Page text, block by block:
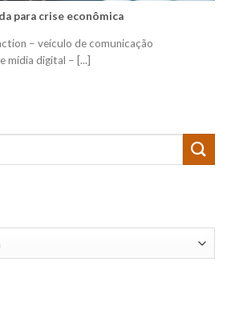
para crise econômica
– veículo de comunicação
mídia digital – [...]